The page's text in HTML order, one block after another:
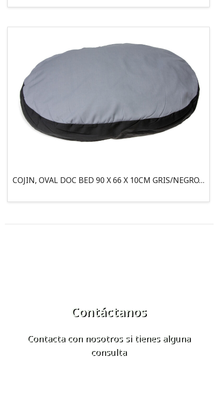
COJIN, OVAL DOC BED 90 X 66 X 10CM GRIS/NEGRO, 95°
Contáctanos
Contacta con nosotros si tienes alguna
consulta